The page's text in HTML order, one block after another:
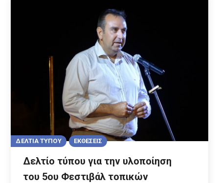
ΔΕΛΤΙΑ ΤΥΠΟΥ ΕΚΘΕΣΕΙΣ
Δελτίο τύπου για την υλοποίηση
του 5ου Φεστιβάλ τοπικών